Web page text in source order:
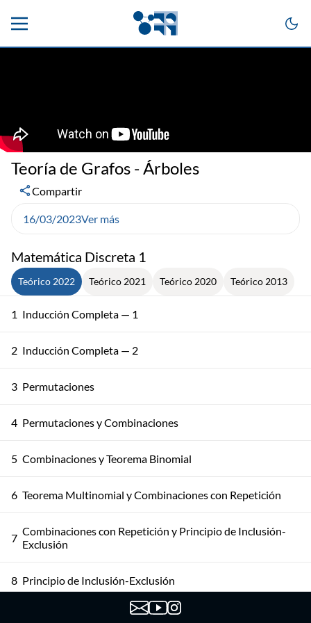
Matemática Discreta 1
Teórico 2022 Teórico 2021 Teórico 2020 Teórico 2013
1 Inducción Completa — 1
2 Inducción Completa — 2
3 Permutaciones
4 Permutaciones y Combinaciones
5 Combinaciones y Teorema Binomial
6 Teorema Multinomial y Combinaciones con Repetición
7 Combinaciones con Repetición y Principio de Inclusión-
Exclusión
8 Principio de Inclusión-Exclusión
Principio de Inclusión-Exclusión: Aplicaciones
Teoría de Grafos - Árboles
Compartir
16/03/2023Ver más